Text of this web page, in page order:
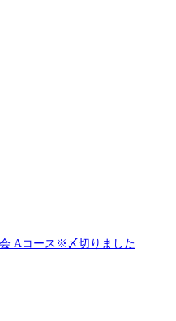
Aコース※〆切りました